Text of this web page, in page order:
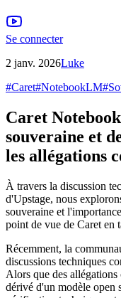
Se connecter
2 janv. 2026Luke
#Caret#NotebookLM#
Caret
souveraine et
les allégations
À travers la discussion
d'Upstage, nous
souveraine et
point de vue de Caret en
Récemment, la
discussions techniques
Alors que des
dérivé d'un modèle open